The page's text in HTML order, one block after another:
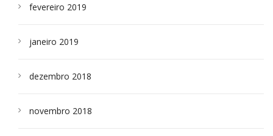
fevereiro 2019
janeiro 2019
dezembro 2018
novembro 2018